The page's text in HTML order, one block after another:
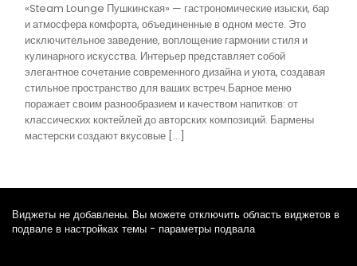
«Steam Lounge Пушкинская» — гастрономические изыски, бар
и атмосфера комфорта, объединенные в одном месте. Это
исключительное заведение, воплощение гармонии стиля и
кулинарного искусства. Интерьер представляет собой
элегантное сочетание современного дизайна и уюта, создавая
стильное пространство для ваших встреч.Барное меню
поражает своим разнообразием и качеством напитков: от
классических коктейлей до авторских композиций. Бармены
мастерски создают вкусовые […]
Виджеты не добавлены. Вы можете отключить область виджетов в
подвале в настройках темы - параметры подвала